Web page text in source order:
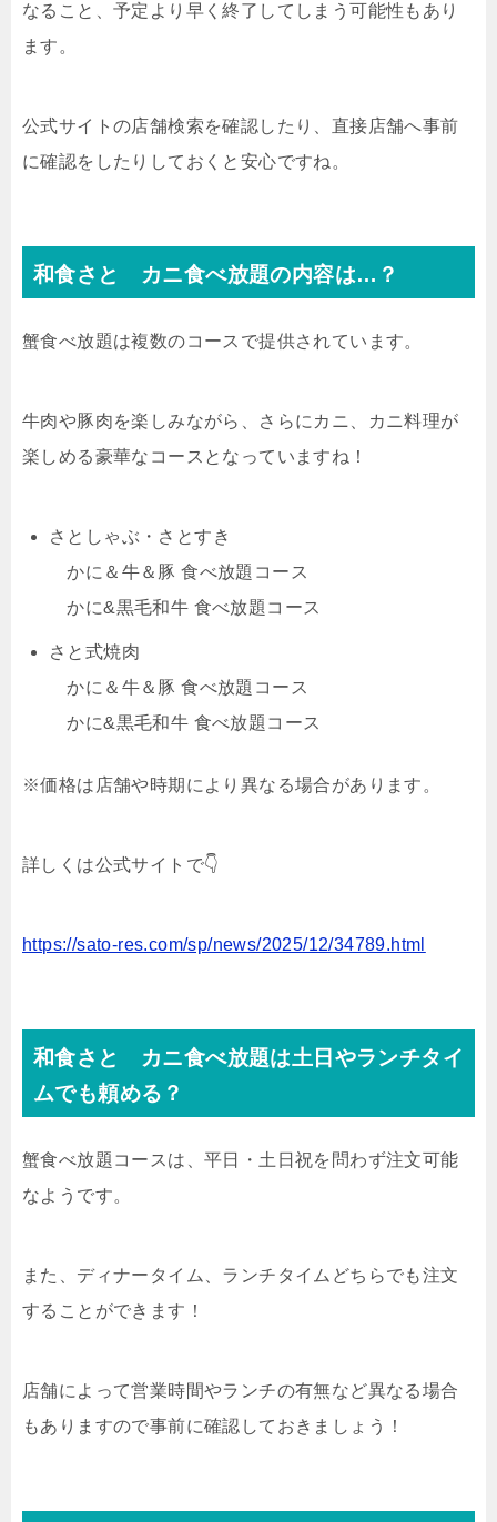
なること、予定より早く終了してしまう可能性もあり
ます。
公式サイトの店舗検索を確認したり、直接店舗へ事前
に確認をしたりしておくと安心ですね。
和食さと カニ食べ放題の内容は…？
蟹食べ放題は複数のコースで提供されています。
牛肉や豚肉を楽しみながら、さらにカニ、カニ料理が
楽しめる豪華なコースとなっていますね！
さとしゃぶ・さとすき
かに＆牛＆豚 食べ放題コース
かに&黒毛和牛 食べ放題コース
さと式焼肉
かに＆牛＆豚 食べ放題コース
かに&黒毛和牛 食べ放題コース
※価格は店舗や時期により異なる場合があります。
詳しくは公式サイトで👇
https://sato-res.com/sp/news/2025/12/34789.html
和食さと カニ食べ放題は土日やランチタイ
ムでも頼める？
蟹食べ放題コースは、平日・土日祝を問わず注文可能
なようです。
また、ディナータイム、ランチタイムどちらでも注文
することができます！
店舗によって営業時間やランチの有無など異なる場合
もありますので事前に確認しておきましょう！